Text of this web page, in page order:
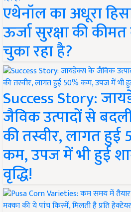
एथेनॉल का अधूरा
ऊर्जा सुरक्षा की
चुका रहा है?
Success Story:
जैविक उत्पादों से
की तस्वीर, लागत हुई
कम, उपज में भी हुई
वृद्धि!